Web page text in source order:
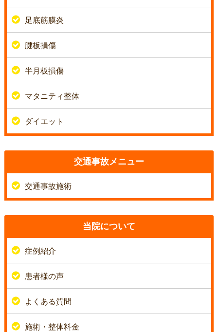
足底筋膜炎
腱板損傷
半月板損傷
マタニティ整体
ダイエット
交通事故メニュー
交通事故施術
当院について
症例紹介
患者様の声
よくある質問
施術・整体料金